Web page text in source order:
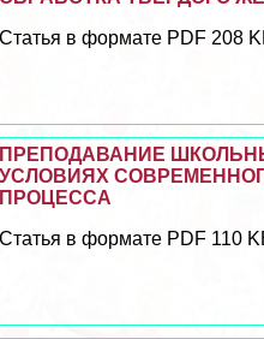
Статья в формате PDF 208
ПРЕПОДАВАНИЕ
УСЛОВИЯХ
ПРОЦЕССА
Статья в формате PDF 110